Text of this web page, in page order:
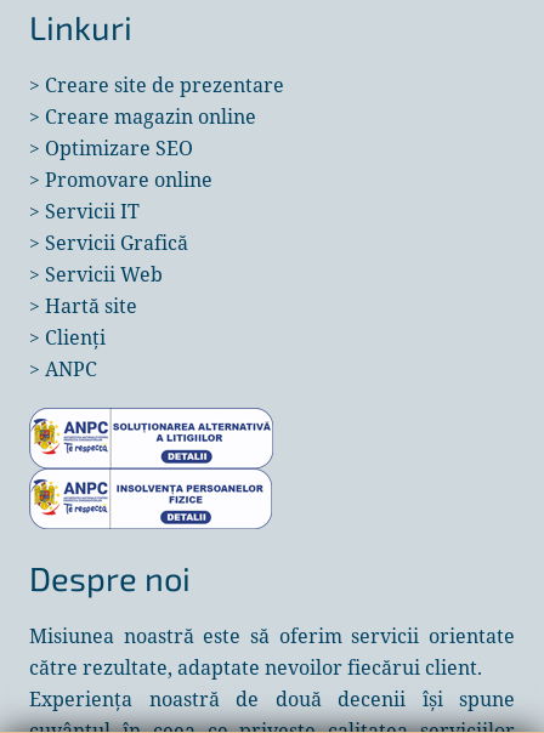
Linkuri
> Creare site de prezentare
> Creare magazin online
> Optimizare SEO
> Promovare online
> Servicii IT
> Servicii Grafică
> Servicii Web
> Hartă site
> Clienți
> ANPC
Despre noi
Misiunea noastră este să oferim servicii orientate
către rezultate, adaptate nevoilor fiecărui client.
Experiența noastră de două decenii își spune